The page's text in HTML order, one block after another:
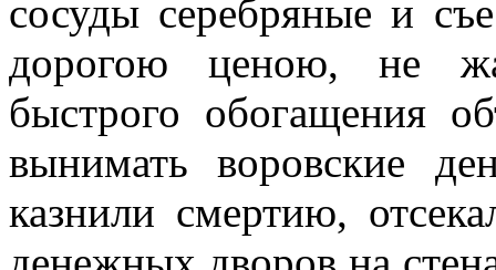
сосуды серебряные и
дорогою ценою, не
быстрого обогащения
вынимать воровские
казнили смертию,